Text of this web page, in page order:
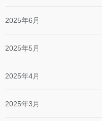
2025年6月
2025年5月
2025年4月
2025年3月